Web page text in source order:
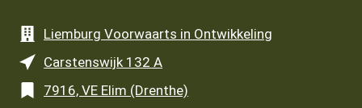
Liemburg Voorwaarts in Ontwikkeling
Carstenswijk 132 A
7916, VE Elim (Drenthe)